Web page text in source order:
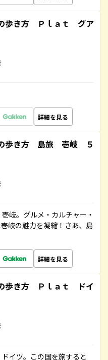
歩き方 Ｐｌａｔ グア
詳細を見る
歩き方 島旅 壱岐 ５
岐。グルメ・カルチャー・
岐の魅力を凝縮！さあ、島
詳細を見る
歩き方 Ｐｌａｔ ドイ
イツ。この国を旅すると